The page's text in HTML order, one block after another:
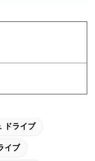
ドライブ
イブ